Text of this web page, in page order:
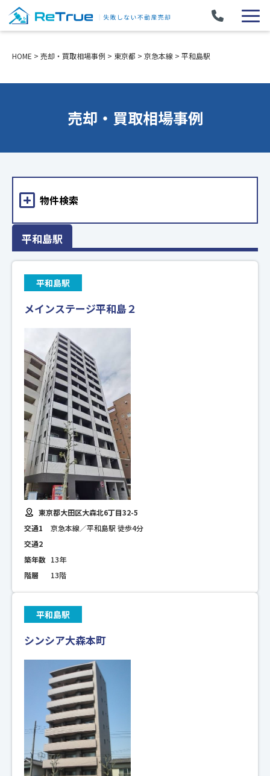
HOME > 売却・買取相場事例 > 東京都 > 京急本線 > 平和島駅
売却・買取相場事例
平和島駅
平和島駅
メインステージ平和島２
東京都大田区大森北6丁目32-5
交通1
京急本線／平和島駅 徒歩4分
交通2
築年数 13年
階層
13階
平和島駅
シンシア大森本町
物件検索